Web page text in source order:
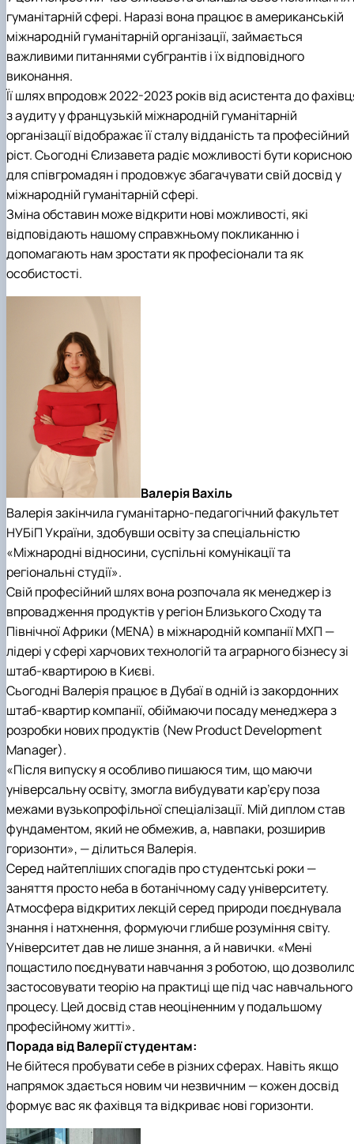
гуманітарній сфері. Наразі вона працює в американській
міжнародній гуманітарній організації, займається
важливими питаннями субгрантів і їх відповідного
виконання.
Її шлях впродовж 2022-2023 років від асистента до
з аудиту у французькій міжнародній гуманітарній
організації відображає її сталу відданість та професійний
ріст. Сьогодні Єлизавета радіє можливості бути корисною
для співгромадян і продовжує збагачувати свій досвід у
міжнародній гуманітарній сфері.
Зміна обставин може відкрити нові можливості, які
відповідають нашому справжньому покликанню і
допомагають нам зростати як професіонали та як
особистості.
Валерія Вахіль
Валерія закінчила гуманітарно-педагогічний факультет
НУБіП України, здобувши освіту за спеціальністю
«Міжнародні відносини, суспільні комунікації та
регіональні студії».
Свій професійний шлях вона розпочала як менеджер із
впровадження продуктів у регіон Близького Сходу та
Північної Африки (MENA) в міжнародній компанії МХП —
лідері у сфері харчових технологій та аграрного бізнесу зі
штаб-квартирою в Києві.
Сьогодні Валерія працює в Дубаї в одній із закордонних
штаб-квартир компанії, обіймаючи посаду менеджера з
розробки нових продуктів (New Product Development
Manager).
«Після випуску я особливо пишаюся тим, що маючи
універсальну освіту, змогла вибудувати кар’єру поза
межами вузькопрофільної спеціалізації. Мій диплом став
фундаментом, який не обмежив, а, навпаки, розширив
горизонти», — ділиться Валерія.
Серед найтепліших спогадів про студентські роки —
заняття просто неба в ботанічному саду університету.
Атмосфера відкритих лекцій серед природи поєднувала
знання і натхнення, формуючи глибше розуміння світу.
Університет дав не лише знання, а й навички. «Мені
пощастило поєднувати навчання з роботою, що
застосовувати теорію на практиці ще під час навчального
процесу. Цей досвід став неоціненним у подальшому
професійному житті».
Порада від Валерії студентам:
Не бійтеся пробувати себе в різних сферах. Навіть якщо
напрямок здається новим чи незвичним — кожен досвід
формує вас як фахівця та відкриває нові горизонти.